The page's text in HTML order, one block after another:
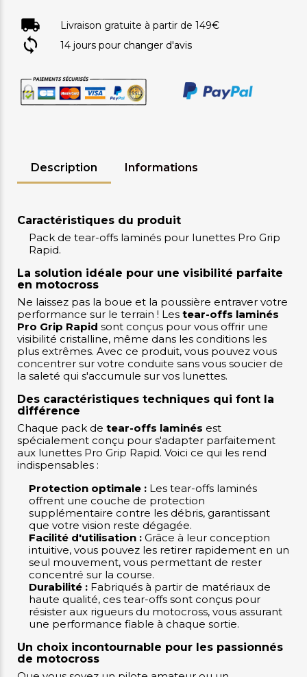
Livraison gratuite à partir de 149€
14 jours pour changer d'avis
Description Informations
Caractéristiques du produit
Pack de tear-offs laminés pour lunettes Pro Grip
Rapid.
La solution idéale pour une visibilité parfaite
en motocross
Ne laissez pas la boue et la poussière entraver votre
performance sur le terrain ! Les tear-offs laminés
Pro Grip Rapid sont conçus pour vous offrir une
visibilité cristalline, même dans les conditions les
plus extrêmes. Avec ce produit, vous pouvez vous
concentrer sur votre conduite sans vous soucier de
la saleté qui s'accumule sur vos lunettes.
Des caractéristiques techniques qui font la
différence
Chaque pack de tear-offs laminés est
spécialement conçu pour s'adapter parfaitement
aux lunettes Pro Grip Rapid. Voici ce qui les rend
indispensables :
Protection optimale : Les tear-offs laminés
offrent une couche de protection
supplémentaire contre les débris, garantissant
que votre vision reste dégagée.
Facilité d'utilisation : Grâce à leur conception
intuitive, vous pouvez les retirer rapidement en un
seul mouvement, vous permettant de rester
concentré sur la course.
Durabilité : Fabriqués à partir de matériaux de
haute qualité, ces tear-offs sont conçus pour
résister aux rigueurs du motocross, vous assurant
une performance fiable à chaque sortie.
Un choix incontournable pour les passionnés
de motocross